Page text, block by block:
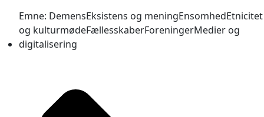
Emne: DemensEksistens og meningEnsomhedEtnicitet
og kulturmødeFællesskaberForeningerMedier og
digitalisering